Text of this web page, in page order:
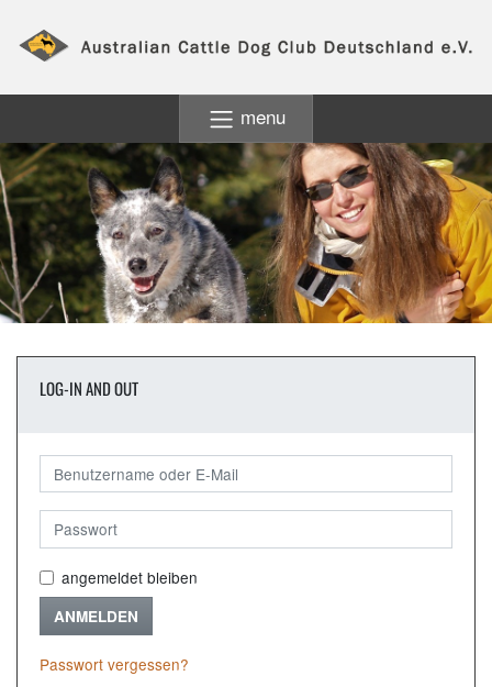
menu
LOG-IN AND OUT
angemeldet bleiben
ANMELDEN
Passwort vergessen?